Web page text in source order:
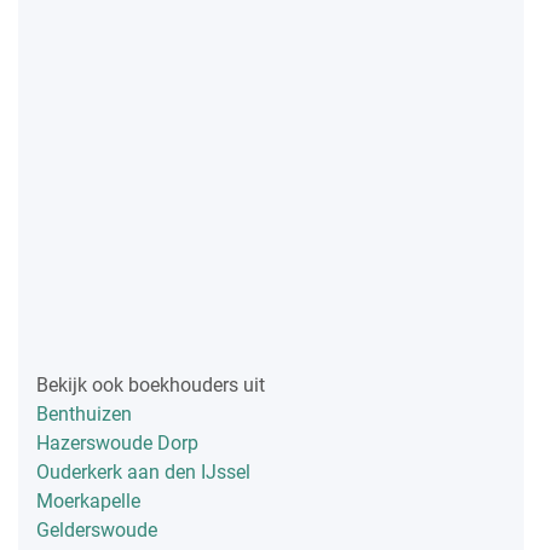
Bekijk ook boekhouders uit
Benthuizen
Hazerswoude Dorp
Ouderkerk aan den IJssel
Moerkapelle
Gelderswoude